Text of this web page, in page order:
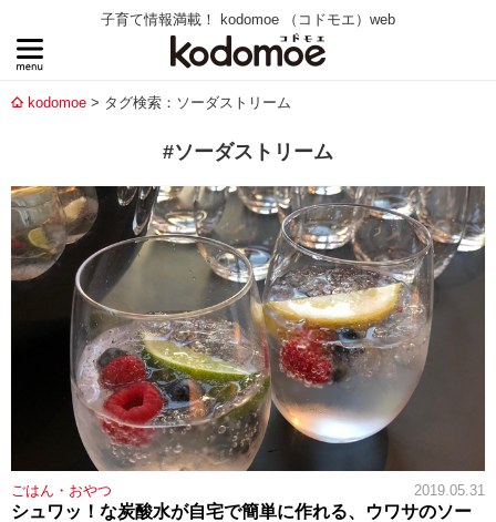
子育て情報満載！ kodomoe （コドモエ）web
kodomoe タグ検索：ソーダストリーム
#ソーダストリーム
ごはん・おやつ 2019.05.31
シュワッ！な炭酸水が自宅で簡単に作れる、ウワサのソー